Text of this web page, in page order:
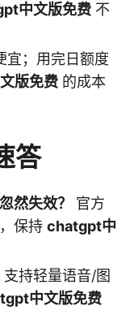
中文版免费 不
宜；用完日额度
版免费 的成本
答
然失效？
官方
保持 chatgpt中
持轻量语音/图
中文版免费